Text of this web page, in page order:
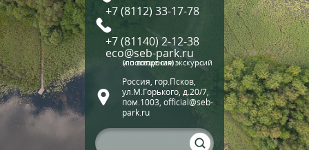
+7 (8112) 33-17-78
+7 (81140) 2-12-38
eco@seb-park.ru
(по вопросам экскурсий и посещения)
Россия, гор.Псков,
ул.М.Горького, д.20/7,
пом.1003, official@seb-
park.ru